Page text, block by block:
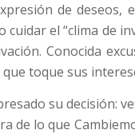
de deseos,
el “clima de
Conocida
toque sus
su decisión:
de lo que